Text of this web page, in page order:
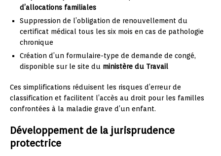
d’allocations familiales
Suppression de l’obligation de renouvellement du
certificat médical tous les six mois en cas de pathologie
chronique
Création d’un formulaire-type de demande de congé,
disponible sur le site du ministère du Travail
Ces simplifications réduisent les risques d’erreur de
classification et facilitent l’accès au droit pour les familles
confrontées à la maladie grave d’un enfant.
Développement de la jurisprudence
protectrice